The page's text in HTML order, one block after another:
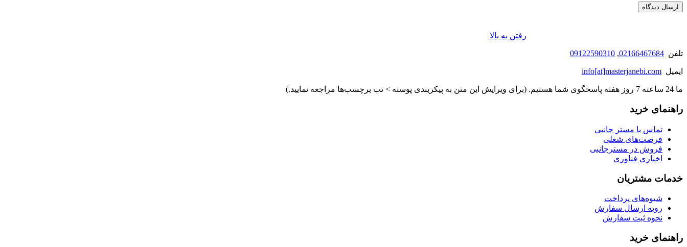
رفتن به بالا
تلفن 02166467684
,
09122590310
ایمیل info[at]masterjanebi.com
ما 24 ساعته 7 روز هفته پاسخگوی شما هستیم. (برای ویرایش این متن به پیکربندی پوسته > تب برچسب‌ها مراجعه نمایید.)
راهنمای خرید
تماس با مستر جانبی
فرصت‌های شغلی
فروش در مسترجانبی
اخباری فناوری
خدمات مشتریان
شیوه‌های پرداخت
رویه ارسال سفارش
نحوه ثبت سفارش
راهنمای خرید